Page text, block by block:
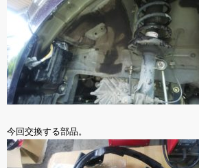
今回交換する部品。